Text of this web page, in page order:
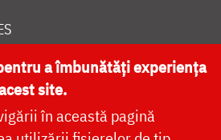
CATEDRALA NAȚIONALĂ
a îmbunătăți experiența
site.
în această pagină